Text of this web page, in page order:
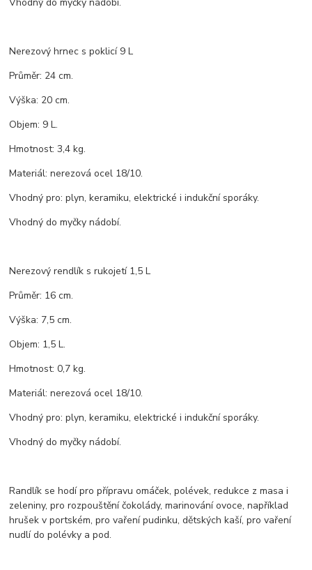
Nerezový hrnec s poklicí 9 L
Průměr: 24 cm.
Výška: 20 cm.
Objem: 9 L.
Hmotnost: 3,4 kg.
Materiál: nerezová ocel 18/10.
Vhodný pro: plyn, keramiku, elektrické i indukční sporáky.
Vhodný do myčky nádobí.
Nerezový rendlík s rukojetí 1,5 L
Průměr: 16 cm.
Výška: 7,5 cm.
Objem: 1,5 L.
Hmotnost: 0,7 kg.
Materiál: nerezová ocel 18/10.
Vhodný pro: plyn, keramiku, elektrické i indukční sporáky.
Vhodný do myčky nádobí.
Randlík se hodí pro přípravu omáček, polévek, redukce z masa i
zeleniny, pro rozpouštění čokolády, marinování ovoce, například
hrušek v portském, pro vaření pudinku, dětských kaší, pro vaření
nudlí do polévky a pod.